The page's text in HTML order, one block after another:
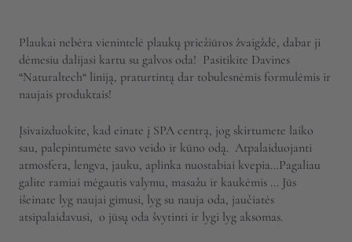
Plaukai nebėra vienintelė plaukų priežiūros žvaigždė, dabar ji
dėmesiu dalijasi kartu su galvos oda! Pasitikite Davines
“Naturaltech“ liniją, praturtintą dar tobulesnėmis formulėmis ir
naujais produktais!
Įsivaizduokite, kad einate į SPA centrą, jog skirtumete laiko
sau, palepintumėte savo veido ir kūno odą. Atpalaiduojanti
atmosfera, lengva, jauku, aplinka nuostabiai kvepia…Pagaliau
galite ramiai mėgautis valymu, masažu ir kaukėmis ... Jūs
išeinate lyg naujai gimusi, lyg su nauja oda, jaučiatės
atsipalaidavusi, o jūsų oda švytinti ir lygi lyg aksomas.